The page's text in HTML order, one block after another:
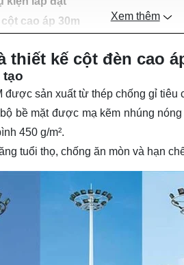
cao áp 30m
Xem thêm
thiết kế cột đèn cao
tạo
được sản xuất từ thép chống gỉ tiêu
bề mặt được mạ kẽm nhúng
450 g/m².
tuổi thọ, chống ăn mòn và hạn